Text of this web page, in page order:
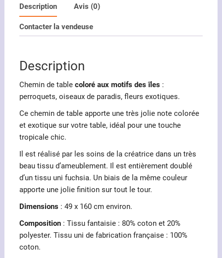
de
îles
Description Avis (0)
Contacter la vendeuse
Description
Chemin de table coloré aux motifs des îles:
perroquets, oiseaux de paradis, fleurs exotiques.
Ce chemin de table apporte une très jolie note colorée
et exotique sur votre table, idéal pour une touche
tropicale chic.
Il est réalisé par les soins de la créatrice dans un très
beau tissu d’ameublement. Il est entièrement doublé
d’un tissu uni fuchsia. Un biais de la même couleur
apporte une jolie finition sur tout le tour.
Dimensions: 49 x 160 cm environ.
Composition: Tissu fantaisie : 80% coton et 20%
polyester. Tissu uni de fabrication française : 100%
coton.